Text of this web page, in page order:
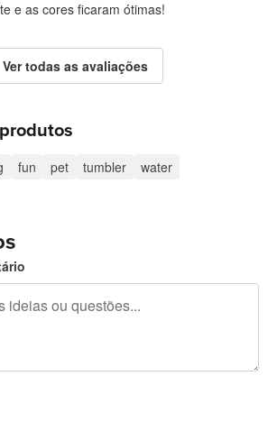
e as cores ficaram ótimas!
Ver todas as avaliações
fun pet tumbler water